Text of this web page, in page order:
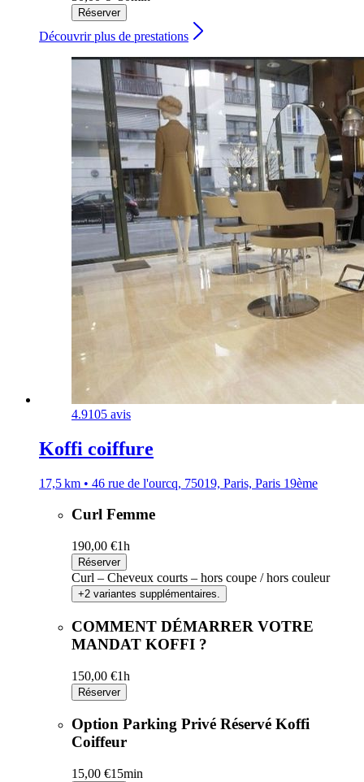
Réserver
Découvrir plus de prestations
4.9105 avis
Koffi coiffure
17,5 km • 46 rue de l'ourcq, 75019, Paris, Paris 19ème
Curl Femme
190,00 €1h
Réserver
Curl – Cheveux courts – hors coupe / hors couleur
+2 variantes supplémentaires.
COMMENT DÉMARRER VOTRE
MANDAT KOFFI ?
150,00 €1h
Réserver
Option Parking Privé Réservé Koffi
Coiffeur
15,00 €15min